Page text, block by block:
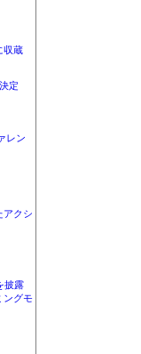
収蔵
定
レン
アクシ
披露
ングモ